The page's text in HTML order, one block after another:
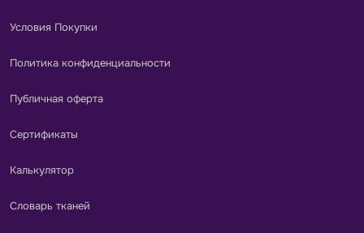
Условия Покупки
Политика конфиденциальности
Публичная оферта
Сертификаты
Калькулятор
Словарь тканей